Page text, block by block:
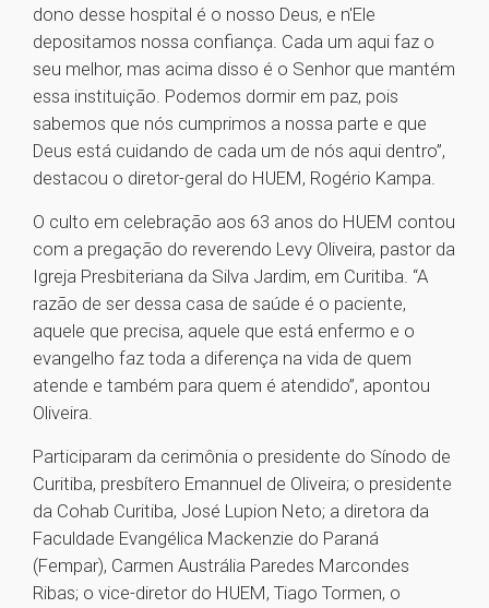
dono desse hospital é o nosso Deus, e n'Ele
depositamos nossa confiança. Cada um aqui faz o
seu melhor, mas acima disso é o Senhor que mantém
essa instituição. Podemos dormir em paz, pois
sabemos que nós cumprimos a nossa parte e que
Deus está cuidando de cada um de nós aqui dentro”,
destacou o diretor-geral do HUEM, Rogério Kampa.
O culto em celebração aos 63 anos do HUEM contou
com a pregação do reverendo Levy Oliveira, pastor da
Igreja Presbiteriana da Silva Jardim, em Curitiba. “A
razão de ser dessa casa de saúde é o paciente,
aquele que precisa, aquele que está enfermo e o
evangelho faz toda a diferença na vida de quem
atende e também para quem é atendido”, apontou
Oliveira.
Participaram da cerimônia o presidente do Sínodo de
Curitiba, presbítero Emannuel de Oliveira; o presidente
da Cohab Curitiba, José Lupion Neto; a diretora da
Faculdade Evangélica Mackenzie do Paraná
(Fempar), Carmen Austrália Paredes Marcondes
Ribas; o vice-diretor do HUEM, Tiago Tormen, o